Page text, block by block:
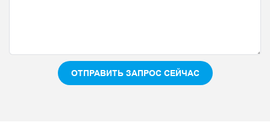
ОТПРАВИТЬ ЗАПРОС СЕЙЧАС